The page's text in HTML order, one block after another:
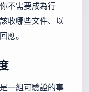
不需要成為行
收哪些文件、以
應。
一組可驗證的事